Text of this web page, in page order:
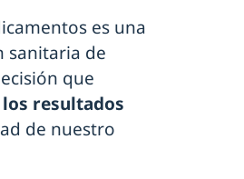
es una
sanitaria de
que
resultados
de nuestro